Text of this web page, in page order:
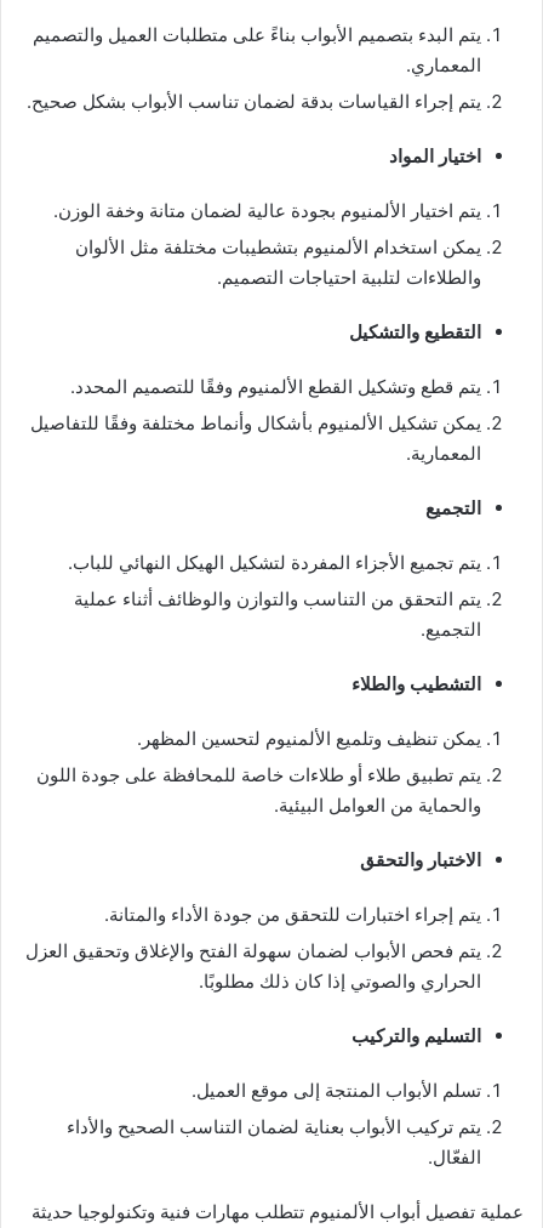
يتم البدء بتصميم الأبواب بناءً على متطلبات العميل والتصميم
المعماري.
يتم إجراء القياسات بدقة لضمان تناسب الأبواب بشكل صحيح.
اختيار المواد
يتم اختيار الألمنيوم بجودة عالية لضمان متانة وخفة الوزن.
يمكن استخدام الألمنيوم بتشطيبات مختلفة مثل الألوان
والطلاءات لتلبية احتياجات التصميم.
التقطيع والتشكيل
يتم قطع وتشكيل القطع الألمنيوم وفقًا للتصميم المحدد.
يمكن تشكيل الألمنيوم بأشكال وأنماط مختلفة وفقًا للتفاصيل
المعمارية.
التجميع
يتم تجميع الأجزاء المفردة لتشكيل الهيكل النهائي للباب.
يتم التحقق من التناسب والتوازن والوظائف أثناء عملية
التجميع.
التشطيب والطلاء
يمكن تنظيف وتلميع الألمنيوم لتحسين المظهر.
يتم تطبيق طلاء أو طلاءات خاصة للمحافظة على جودة اللون
والحماية من العوامل البيئية.
الاختبار والتحقق
يتم إجراء اختبارات للتحقق من جودة الأداء والمتانة.
يتم فحص الأبواب لضمان سهولة الفتح والإغلاق وتحقيق العزل
الحراري والصوتي إذا كان ذلك مطلوبًا.
التسليم والتركيب
تسلم الأبواب المنتجة إلى موقع العميل.
يتم تركيب الأبواب بعناية لضمان التناسب الصحيح والأداء
الفعّال.
عملية تفصيل أبواب الألمنيوم تتطلب مهارات فنية وتكنولوجيا حديثة